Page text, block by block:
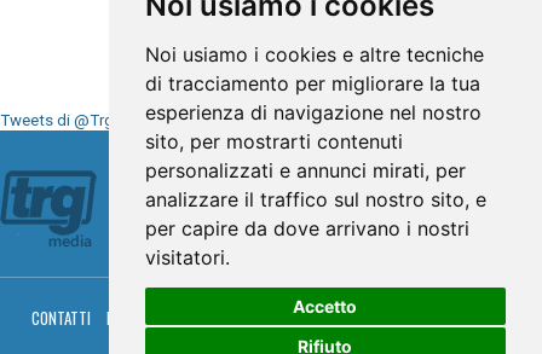
Noi usiamo i cookies e altre tecniche
di tracciamento per migliorare la tua
esperienza di navigazione nel nostro
sito, per mostrarti contenuti
personalizzati e annunci mirati, per
analizzare il traffico sul nostro sito, e
per capire da dove arrivano i nostri
visitatori.
Accetto
Rifiuto
Tweets di @TrgMedia
Seguici su
CONTATTI PRIVACY PALINSESTO DIRETTA TV
RGM HITRADIO